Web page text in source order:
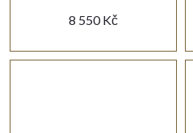
8 550 Kč